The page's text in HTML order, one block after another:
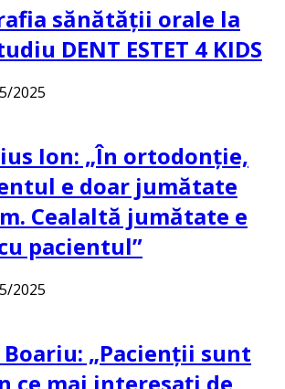
sănătății orale la
DENT ESTET 4 KIDS
2025
Ion: „În ortodonție,
e doar jumătate
Cealaltă jumătate e
pacientul”
2025
Boariu: „Pacienții sunt
ce mai interesați de